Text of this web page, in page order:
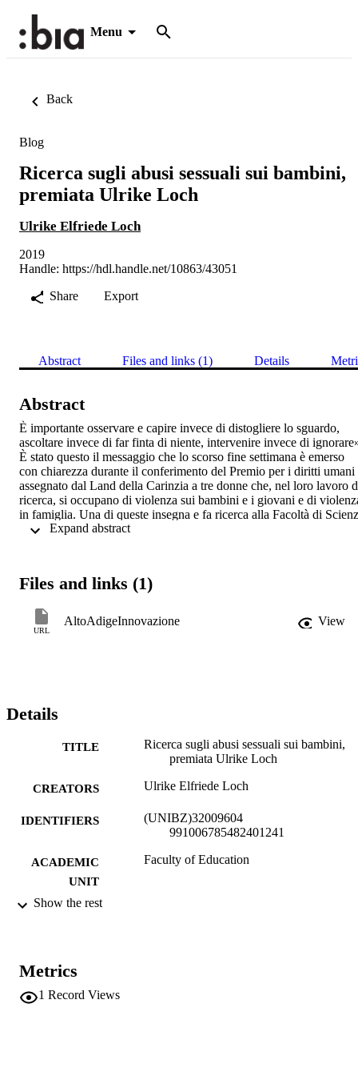
Menu
Back
Blog
Ricerca sugli abusi sessuali sui bambini,
premiata Ulrike Loch
Ulrike Elfriede Loch
2019
Handle: https://hdl.handle.net/10863/43051
Share
Export
Abstract Files and links (1) Details
Abstract
È importante osservare e capire invece di distogliere lo sguardo,
ascoltare invece di far finta di niente, intervenire invece di
È stato questo il messaggio che lo scorso fine settimana è emerso
con chiarezza durante il conferimento del Premio per i diritti umani
assegnato dal Land della Carinzia a tre donne che, nel loro lavoro
ricerca, si occupano di violenza sui bambini e i giovani e di
in famiglia. Una di queste insegna e fa ricerca alla Facoltà di
della Formazione unibz.
Jugendlichen in Institutionen“ („Violenza istituzionale contro i
approdata in unibz dalla Alpen-Adria-Universität di Klagenfurt, si
occupa da decenni di stigmatizzazione sistematica,
Files and links (1)
URL
AltoAdigeInnovazione View
Details
TITLE
Ricerca sugli abusi sessuali sui bambini,
premiata Ulrike Loch
CREATORS Ulrike Elfriede Loch
IDENTIFIERS
(UNIBZ)32009604
991006785482401241
ACADEMIC
UNIT
Faculty of Education
DESCRIPTION
Show the rest
Metrics
1 Record Views